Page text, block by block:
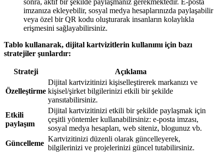
sonra, aktif bir şekilde paylaşmanız gerekmektedir. E-posta
imzanıza ekleyebilir, sosyal medya hesaplarınızda paylaşabilir
veya özel bir QR kodu oluşturarak insanların kolaylıkla
erişmesini sağlayabilirsiniz.
Tablo kullanarak, dijital kartvizitlerin kullanımı için bazı
stratejiler şunlardır:
Strateji Açıklama
Özelleştirme
Dijital kartvizitinizi kişiselleştirerek markanızı ve
kişisel/şirket bilgilerinizi etkili bir şekilde
yansıtabilirsiniz.
Etkili
paylaşım
Dijital kartvizitinizi etkili bir şekilde paylaşmak için
çeşitli yöntemler kullanabilirsiniz: e-posta imzası,
sosyal medya hesapları, web siteniz, blogunuz vb.
Güncelleme
Kartvizitinizi düzenli olarak güncelleyerek,
bilgilerinizi ve projelerinizi güncel tutabilirsiniz.